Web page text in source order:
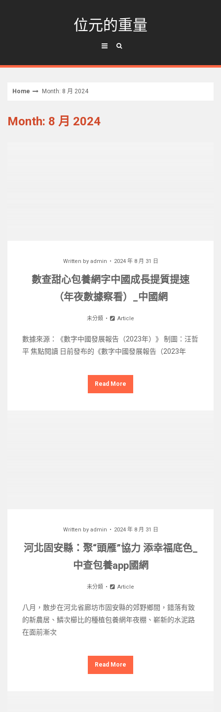
位元的重量
Home Month: 8 月 2024
Month: 8 月 2024
Written by admin 2024 年 8 月 31 日
數查甜心包養網字中國成長提質提速
（年夜數據察看）_中國網
未分類 Article
數據來源：《數字中國發展報告（2023年）》 制圖：汪哲
平 焦點閱讀 日前發布的《數字中國發展報告（2023年
Read More
Written by admin 2024 年 8 月 31 日
河北固安縣：聚“頭雁”協力 添幸福底色_
中查包養app國網
未分類 Article
八月，散步在河北省廊坊市固安縣的郊野鄉間，錯落有致
的新農居、鱗次櫛比的種植包養網年夜棚、嶄新的水泥路
在面前漸次
Read More